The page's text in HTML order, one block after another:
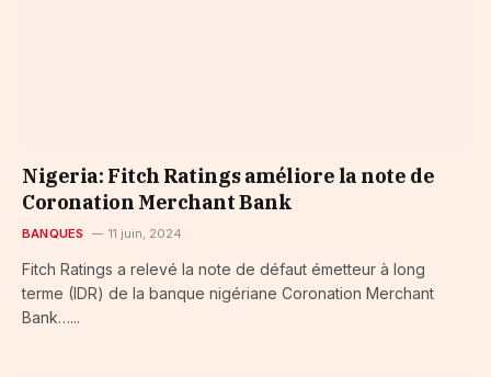
Nigeria: Fitch Ratings améliore la note de
Coronation Merchant Bank
BANQUES 11 juin, 2024
Fitch Ratings a relevé la note de défaut émetteur à long
terme (IDR) de la banque nigériane Coronation Merchant
Bank…...